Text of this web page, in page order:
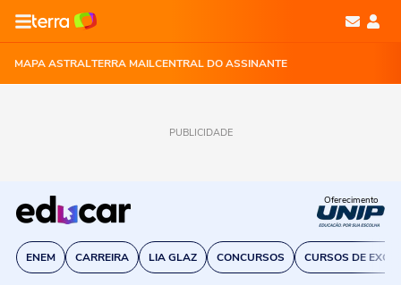
MAPA ASTRALTERRA MAILCENTRAL DO ASSINANTE
PUBLICIDADE
ENEM CARREIRA LIA GLAZ CONCURSOS CURSOS DE EXCEL
Oferecimento